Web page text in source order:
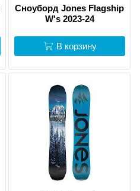
Сноуборд Jones Flagship
W's 2023-24
В корзину